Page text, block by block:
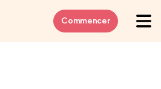
Commencer